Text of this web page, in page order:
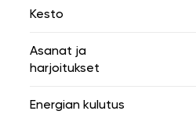
Kesto
Asanat ja
harjoitukset
Energian kulutus